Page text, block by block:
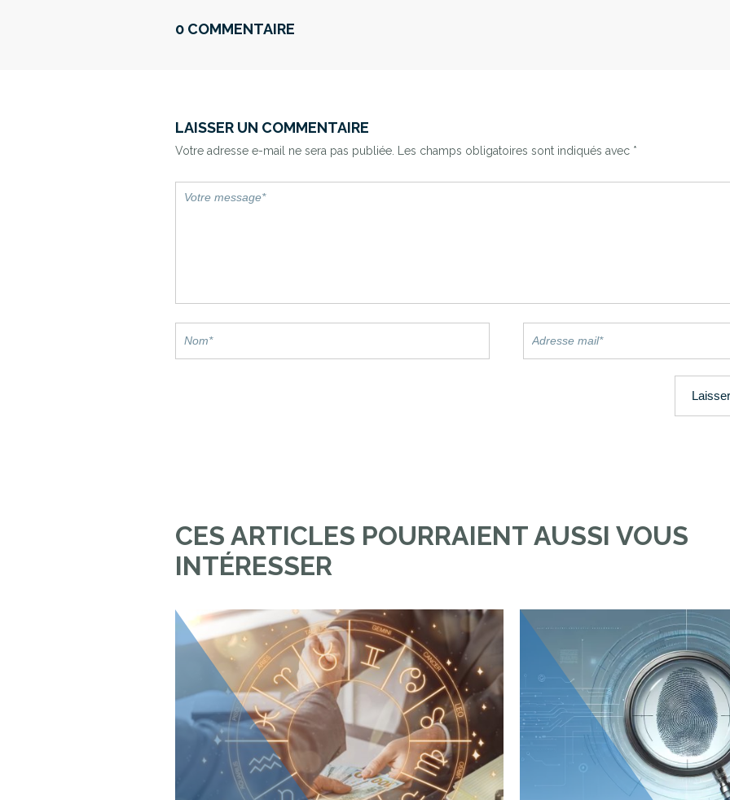
0 COMMENTAIRE
LAISSER UN COMMENTAIRE
Votre adresse e-mail ne sera pas publiée. Les champs obligatoires sont indiqués avec *
CES ARTICLES POURRAIENT AUSSI VOUS
INTÉRESSER